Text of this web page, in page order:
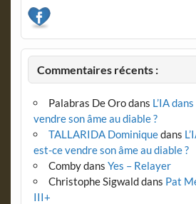
Commentaires récents :
Palabras De Orodans L’IA
vendre son âme au diable ?
TALLARIDA Dominiquedans
est-ce vendre son âme au diable ?
Combydans Yes – Relayer
Christophe Sigwalddans Pat
III+